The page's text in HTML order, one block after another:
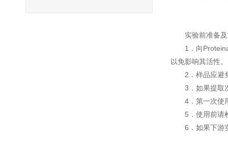
实验前准备
1．向
以免影响其活性。
2．样品应避
3．如果提取
4．第一次使
5．使用前请
6．如果下游